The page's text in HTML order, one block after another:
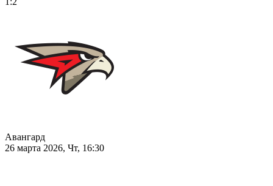
Авангард
26 марта 2026, Чт, 16:30